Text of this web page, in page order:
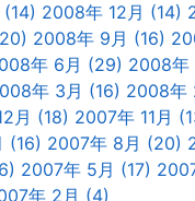
2008年 12月 (14)
2008年 9月 (16)
年 6月 (29) 2008年
年 3月 (16) 2008年
月 (18) 2007年 11月
(16) 2007年 8月 (20)
2007年 5月 (17)
年 2月 (4)